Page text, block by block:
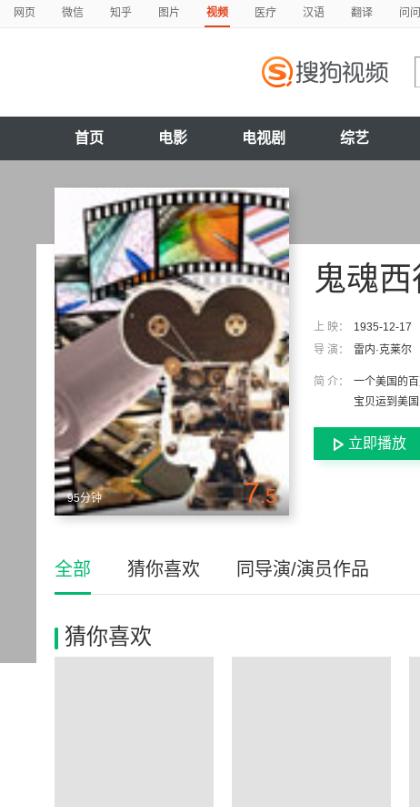
网页 微信 知乎 图片 视频 医疗 汉语 翻译 问问
首页 电影 电视剧 综艺
95分钟 7.5
鬼魂西
上 映： 1935-12-17
导 演：
雷内·克莱尔
简 介：
一个美国的
宝贝运到美
立即播放
全部 猜你喜欢 同导演/演员作品
猜你喜欢